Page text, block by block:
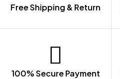
Free Shipping & Return
100% Secure Payment